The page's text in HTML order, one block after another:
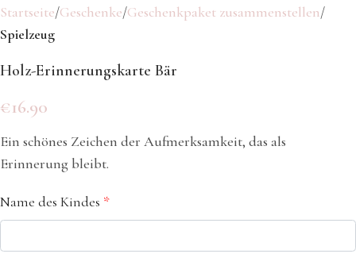
Startseite Geschenke Geschenkpaket zusammenstellen
Spielzeug
Holz-Erinnerungskarte Bär
€16.90
Ein schönes Zeichen der Aufmerksamkeit, das als
Erinnerung bleibt.
Name des Kindes *